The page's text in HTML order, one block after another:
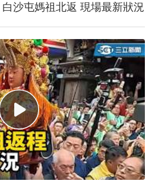
沙屯媽祖北返 現場最新狀況